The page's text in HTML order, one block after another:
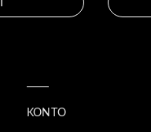
KONTO